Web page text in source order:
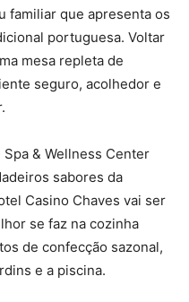
familiar que apresenta os
portuguesa. Voltar
mesa repleta de
seguro, acolhedor e
& Wellness Center
sabores da
Casino Chaves vai ser
se faz na cozinha
de confecção sazonal,
e a piscina.